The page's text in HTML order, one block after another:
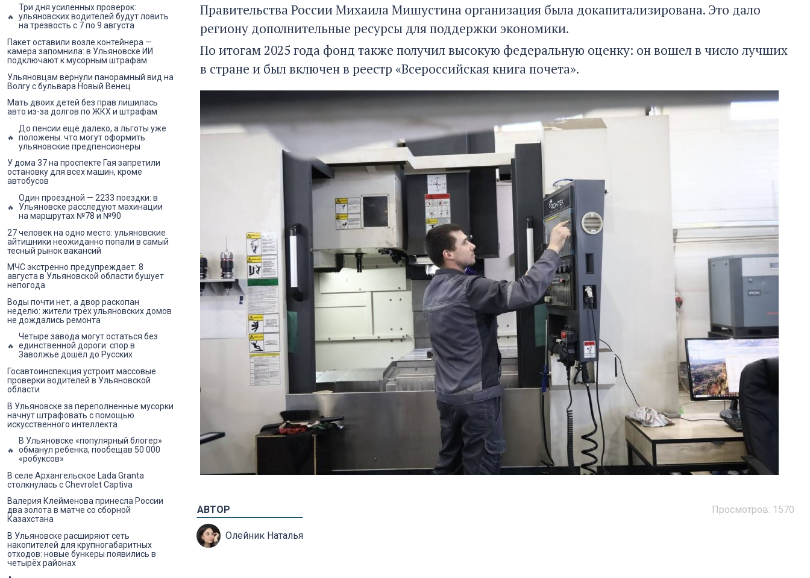
Правительства России Михаила Мишустина организация была докапитализирована. Это дало
региону дополнительные ресурсы для поддержки экономики.
По итогам 2025 года фонд также получил высокую федеральную оценку: он вошел в число лучших
в стране и был включен в реестр «Всероссийская книга почета».
Просмотров: 1570
АВТОР
Олейник Наталья
Три дня усиленных проверок:
ульяновских водителей будут ловить
на трезвость с 7 по 9 августа
Пакет оставили возле контейнера —
камера запомнила: в Ульяновске ИИ
подключают к мусорным штрафам
Ульяновцам вернули панорамный вид на
Волгу с бульвара Новый Венец
Мать двоих детей без прав лишилась
авто из-за долгов по ЖКХ и штрафам
До пенсии ещё далеко, а льготы уже
положены: что могут оформить
ульяновские предпенсионеры
У дома 37 на проспекте Гая запретили
остановку для всех машин, кроме
автобусов
Один проездной — 2233 поездки: в
Ульяновске расследуют махинации
на маршрутах №78 и №90
27 человек на одно место: ульяновские
айтишники неожиданно попали в самый
тесный рынок вакансий
МЧС экстренно предупреждает: 8
августа в Ульяновской области бушует
непогода
Воды почти нет, а двор раскопан
неделю: жители трёх ульяновских домов
не дождались ремонта
Четыре завода могут остаться без
единственной дороги: спор в
Заволжье дошёл до Русских
Госавтоинспекция устроит массовые
проверки водителей в Ульяновской
области
В Ульяновске за переполненные мусорки
начнут штрафовать с помощью
искусственного интеллекта
В Ульяновске «популярный блогер»
обманул ребенка, пообещав 50 000
«робуксов»
В селе Архангельское Lada Granta
столкнулась с Chevrolet Captiva
Валерия Клейменова принесла России
два золота в матче со сборной
Казахстана
В Ульяновске расширяют сеть
накопителей для крупногабаритных
отходов: новые бункеры появились в
четырёх районах